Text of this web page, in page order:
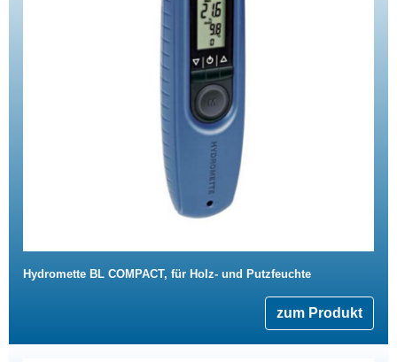
Hydromette BL COMPACT, für Holz- und Putzfeuchte
zum Produkt